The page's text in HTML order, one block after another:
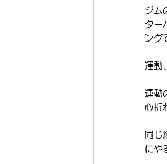
ジム
ター
ング
運動
運動
心折
同じ
にや